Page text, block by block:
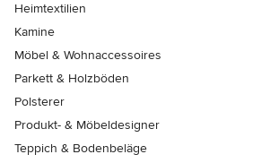
Heimtextilien
Kamine
Möbel & Wohnaccessoires
Parkett & Holzböden
Polsterer
Produkt- & Möbeldesigner
Teppich & Bodenbeläge